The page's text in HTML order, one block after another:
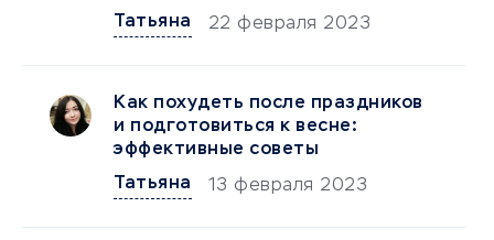
Татьяна 22 февраля 2023
Как похудеть после праздников
и подготовиться к весне:
эффективные советы
Татьяна
13 февраля 2023